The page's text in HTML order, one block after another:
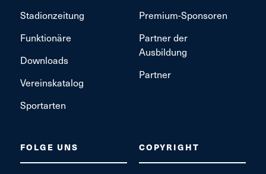
Stadionzeitung
Funktionäre
Downloads
Vereinskatalog
Sportarten
Premium-Sponsoren
Partner der
Ausbildung
Partner
FOLGE UNS COPYRIGHT